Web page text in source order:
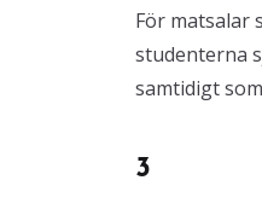
För matsalar
studenterna
samtidigt
3